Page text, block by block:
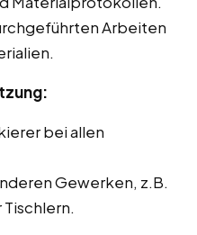
Arbeiten
bei allen
Gewerken, z.B.